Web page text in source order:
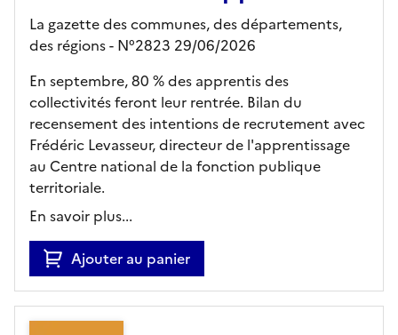
La gazette des communes, des départements,
des régions - N°2823 29/06/2026
En septembre, 80 % des apprentis des
collectivités feront leur rentrée. Bilan du
recensement des intentions de recrutement avec
Frédéric Levasseur, directeur de l'apprentissage
au Centre national de la fonction publique
territoriale.
En savoir plus...
Ajouter au panier